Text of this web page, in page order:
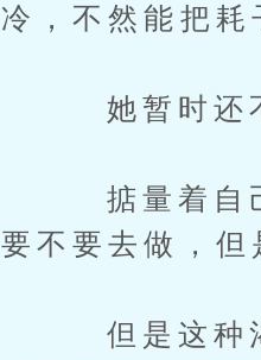
冷，不然能把耗
她暂时还不
掂量着自己
要不要去做，但
但是这种渴